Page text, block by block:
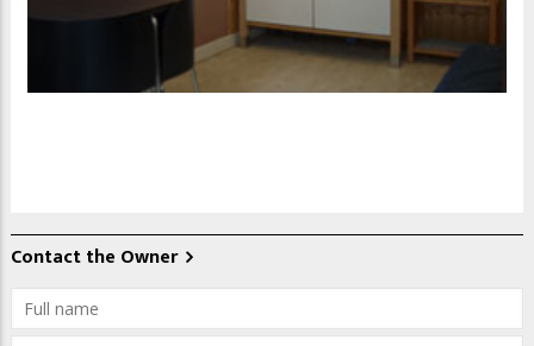
Contact the Owner